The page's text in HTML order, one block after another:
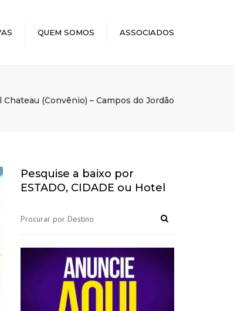
QUEM SOMOS ASSOCIADOS
Chateau (Convênio) – Campos do Jordão
Pesquise a baixo por
ESTADO, CIDADE ou Hotel